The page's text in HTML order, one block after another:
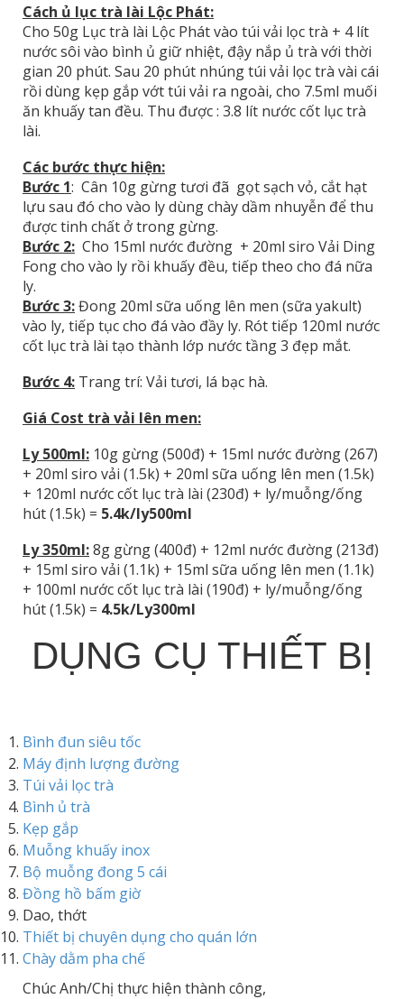
Cách ủ lục trà lài Lộc Phát:
Cho 50g Lục trà lài Lộc Phát vào túi vải lọc trà + 4 lít
nước sôi vào bình ủ giữ nhiệt, đậy nắp ủ trà với thời
gian 20 phút. Sau 20 phút nhúng túi vải lọc trà vài cái
rồi dùng kẹp gắp vớt túi vải ra ngoài, cho 7.5ml muối
ăn khuấy tan đều. Thu được : 3.8 lít nước cốt lục trà
lài.
Các bước thực hiện:
Bước 1: Cân 10g gừng tươi đã gọt sạch vỏ, cắt hạt
lựu sau đó cho vào ly dùng chày dầm nhuyễn để thu
được tinh chất ở trong gừng.
Bước 2: Cho 15ml nước đường + 20ml siro Vải Ding
Fong cho vào ly rồi khuấy đều, tiếp theo cho đá nữa
ly.
Bước 3:Đong 20ml sữa uống lên men (sữa yakult)
vào ly, tiếp tục cho đá vào đầy ly. Rót tiếp 120ml nước
cốt lục trà lài tạo thành lớp nước tầng 3 đẹp mắt.
Bước 4: Trang trí: Vải tươi, lá bạc hà.
Giá Cost trà vải lên men:
Ly 500ml: 10g gừng (500đ) + 15ml nước đường (267)
+ 20ml siro vải (1.5k) + 20ml sữa uống lên men (1.5k)
+ 120ml nước cốt lục trà lài (230đ) + ly/muỗng/ống
hút (1.5k) = 5.4k/ly500ml
Ly 350ml:8g gừng (400đ) + 12ml nước đường (213đ)
+ 15ml siro vải (1.1k) + 15ml sữa uống lên men (1.1k)
+ 100ml nước cốt lục trà lài (190đ) + ly/muỗng/ống
hút (1.5k) = 4.5k/Ly300ml
DỤNG CỤ THIẾT BỊ
Bình đun siêu tốc
Máy định lượng đường
Túi vải lọc trà
Bình ủ trà
Kẹp gắp
Muỗng khuấy inox
Bộ muỗng đong 5 cái
Đồng hồ bấm giờ
Dao, thớt
Thiết bị chuyên dụng cho quán lớn
Chày dằm pha chế
Chúc Anh/Chị thực hiện thành công,